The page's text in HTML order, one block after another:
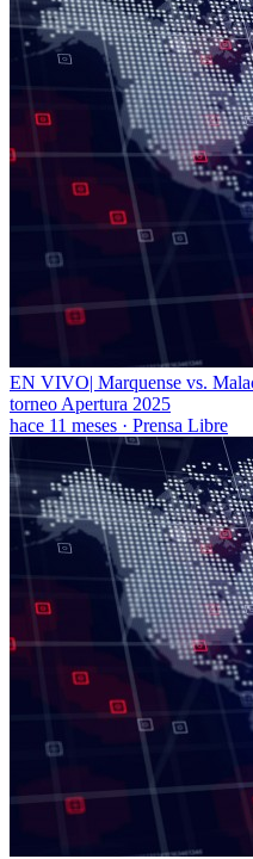
EN VIVO| Marquense vs.
torneo Apertura 2025
hace 11 meses · Prensa Libre